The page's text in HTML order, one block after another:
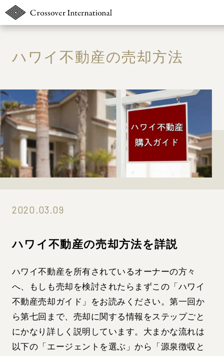
TOP
無料簡易査定
ウェブマガジン
お問い合わせ
ハワイ不動産の売却方法
2020.03.09
ハワイ不動産の売却方法を詳説
ハワイ不動産を所有されているオーナーの方々
へ、もしも売却を検討されたらまずこの「ハワイ
不動産売却ガイド」をお読みください。第一回か
ら第七回まで、売却に関する情報をステップごと
にかなり詳しく説明しています。大まかな流れは
以下の「エージェントを選ぶ」から「源泉徴収と